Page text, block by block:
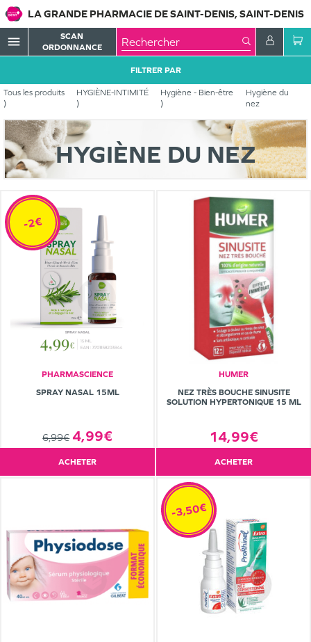
LA GRANDE PHARMACIE DE SAINT-DENIS, SAINT-DENIS
menu
SCAN
ORDONNANCE
Tous les produits HYGIÈNE-INTIMITÉ Hygiène - Bien-être
Hygiène du
nez
FILTRER PAR
HYGIÈNE DU NEZ
PHARMASCIENCE
SPRAY NASAL 15ML
6,99€ 4,99€
-2€
ACHETER
HUMER
NEZ TRÈS BOUCHE SINUSITE
SOLUTION HYPERTONIQUE 15 ML
14,99€
ACHETER
-3,50€